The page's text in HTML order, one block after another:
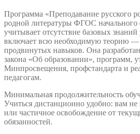
Программа «Преподавание русского
родной литературы ФГОС начального
учитывает отсутствие базовых
включает всю необходимую теорию —
продвинутых навыков. Она
закона «Об образовании», программ,
Минпросвещения, профстандарта и
педагогам.
Минимальная продолжительность
Учиться дистанционно удобно: вам
или частичное освобождение от
обязанностей.